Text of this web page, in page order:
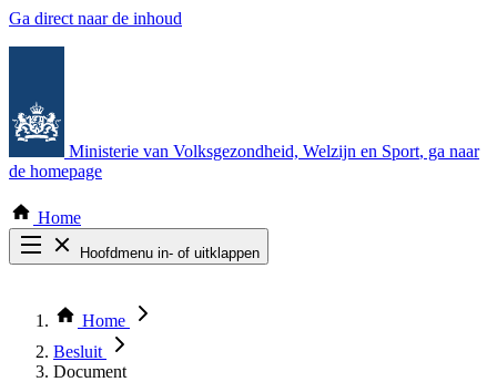
Ga direct naar de inhoud
Ministerie van Volksgezondheid, Welzijn en Sport, ga naar
de homepage
Home
Hoofdmenu in- of uitklappen
Thema COVID-19
Bekijk per bestuursorgaan
Home
Besluit
Document